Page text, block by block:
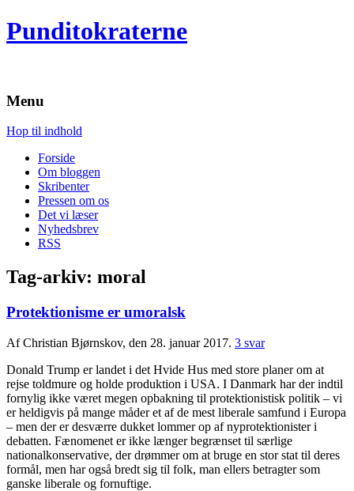
Punditokraterne
Menu
Hop til indhold
Forside
Om bloggen
Skribenter
Pressen om os
Det vi læser
Nyhedsbrev
RSS
Tag-arkiv: moral
Protektionisme er umoralsk
Af Christian Bjørnskov, den 28. januar 2017. 3 svar
Donald Trump er landet i det Hvide Hus med store planer om at
rejse toldmure og holde produktion i USA. I Danmark har der indtil
fornylig ikke været megen opbakning til protektionistisk politik – vi
er heldigvis på mange måder et af de mest liberale samfund i Europa
– men der er desværre dukket lommer op af nyprotektionister i
debatten. Fænomenet er ikke længer begrænset til særlige
nationalkonservative, der drømmer om at bruge en stor stat til deres
formål, men har også bredt sig til folk, man ellers betragter som
ganske liberale og fornuftige.